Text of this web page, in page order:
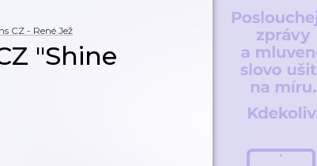
CZ - René Jež
"Shine